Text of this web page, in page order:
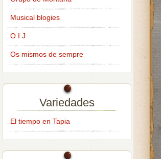
Musical blogies
O I J
Os mismos de sempre
Variedades
El tiempo en Tapia